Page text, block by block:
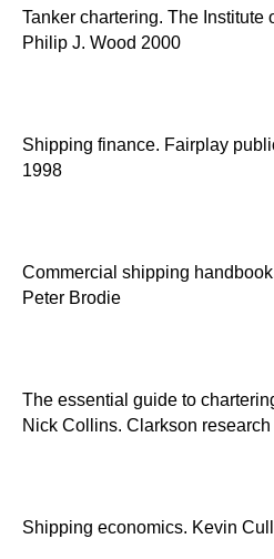
Tanker chartering. The Institute
Philip J. Wood 2000
Shipping finance. Fairplay
1998
Commercial shipping
Peter Brodie
The essential guide to
Nick Collins. Clarkson
Shipping economics. Kevin